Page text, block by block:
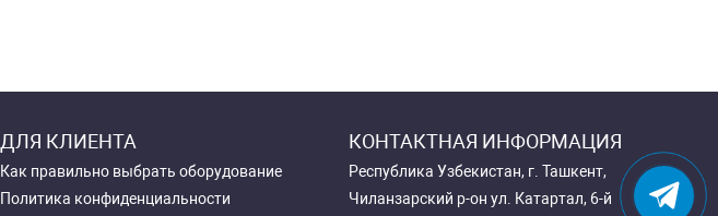
ДЛЯ КЛИЕНТА
Как правильно выбрать оборудование
Политика конфиденциальности
КОНТАКТНАЯ ИНФОРМАЦИЯ
Республика Узбекистан, г. Ташкент,
Чиланзарский р-он ул. Катартал, 6-й